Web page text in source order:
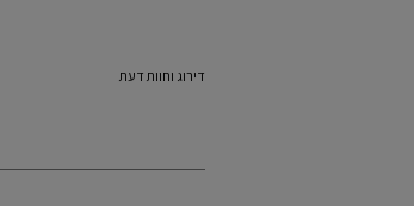
דירוג וחוות דעת